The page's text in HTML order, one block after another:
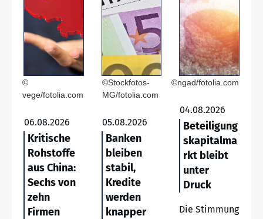
©
vege/fotolia.com
06.08.2026
Kritische
Rohstoffe
aus China:
Sechs von
zehn
Firmen
©Stockfotos-
MG/fotolia.com
05.08.2026
Banken
bleiben
stabil,
Kredite
werden
knapper
©ngad/fotolia.com
04.08.2026
Beteiligung
skapitalma
rkt bleibt
unter
Druck
Die Stimmung